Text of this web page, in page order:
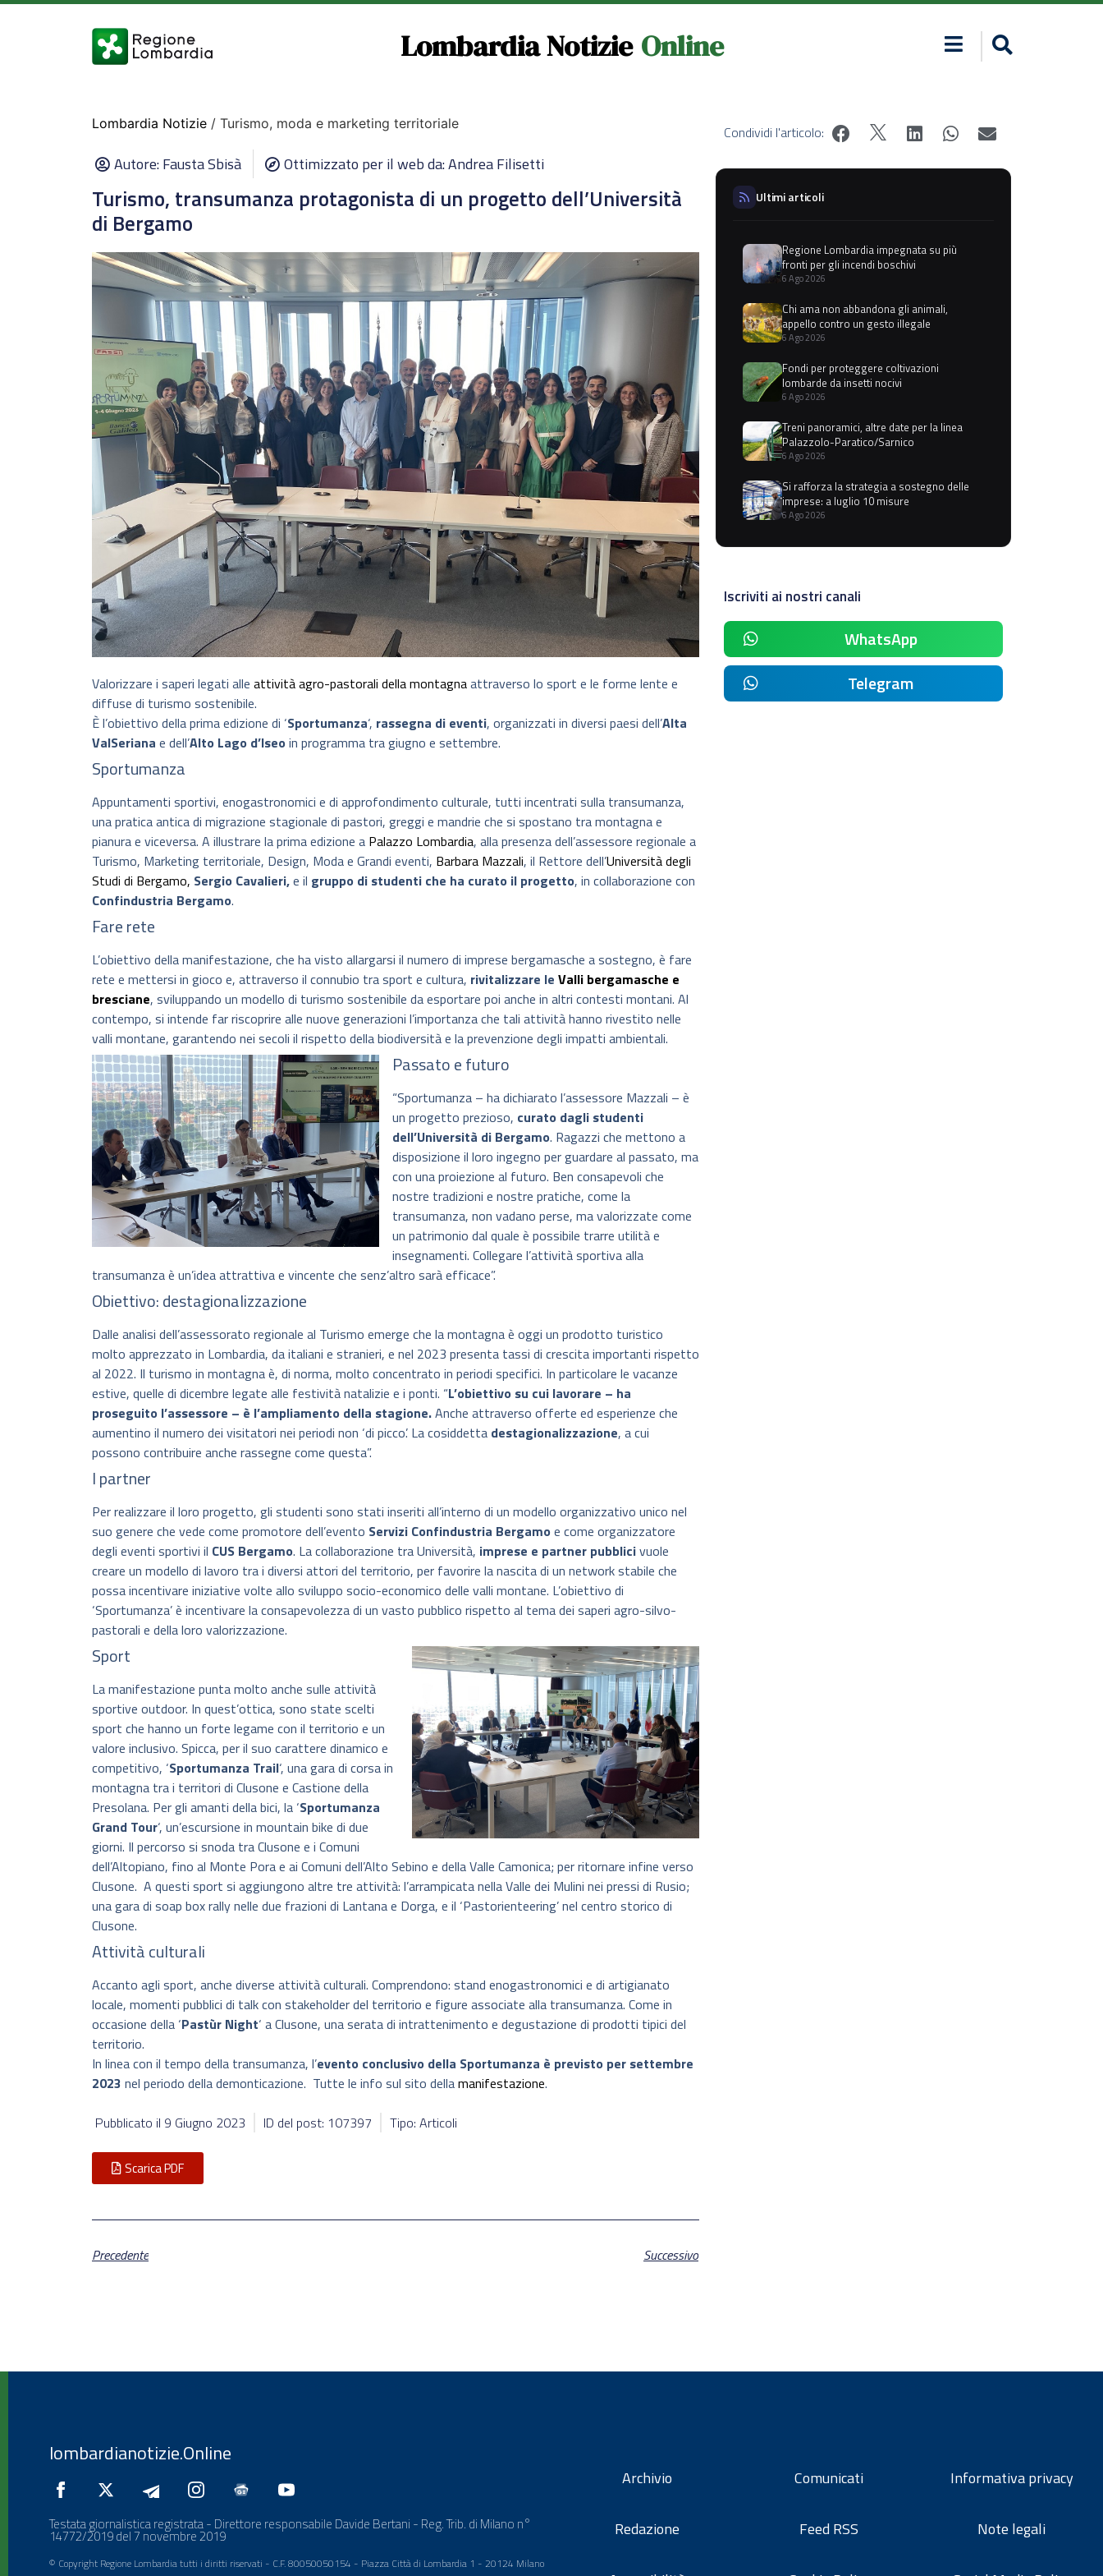
Lombardia Notizie Online
Lombardia Notizie / Turismo, moda e marketing territoriale
Autore:Fausta Sbisà Ottimizzato per il web da: Andrea Filisetti
Turismo, transumanza protagonista di un progetto dell’Università
di Bergamo
Valorizzare i saperi legati alle attività agro-pastorali della montagnaattraverso lo sport e le forme lente e
diffuse di turismo sostenibile.
È l’obiettivo della prima edizione di ‘Sportumanza‘, rassegna di eventi, organizzati in diversi paesi dell’Alta
ValSeriana e dell’Alto Lago d’Iseo in programma tra giugno e settembre.
Sportumanza
Appuntamenti sportivi, enogastronomici e di approfondimento culturale, tutti incentrati sulla transumanza,
una pratica antica di migrazione stagionale di pastori, greggi e mandrie che si spostano tra montagna e
pianura e viceversa. A illustrare la prima edizione a Palazzo Lombardia, alla presenza dell’assessore regionale a
Turismo, Marketing territoriale, Design, Moda e Grandi eventi, Barbara Mazzali, il Rettore dell’Università degli
Studi di Bergamo, Sergio Cavalieri,e il gruppo di studenti che ha curato il progetto, in collaborazione con
Confindustria Bergamo.
Fare rete
L’obiettivo della manifestazione, che ha visto allargarsi il numero di imprese bergamasche a sostegno, è fare
rete e mettersi in gioco e, attraverso il connubio tra sport e cultura, rivitalizzare le Valli bergamasche e
bresciane, sviluppando un modello di turismo sostenibile da esportare poi anche in altri contesti montani. Al
contempo, si intende far riscoprire alle nuove generazioni l’importanza che tali attività hanno rivestito nelle
valli montane, garantendo nei secoli il rispetto della biodiversità e la prevenzione degli impatti ambientali.
Passato e futuro
“Sportumanza – ha dichiarato l’assessore Mazzali – è
un progetto prezioso, curato dagli studenti
dell’Università di Bergamo. Ragazzi che mettono a
disposizione il loro ingegno per guardare al passato, ma
con una proiezione al futuro. Ben consapevoli che
nostre tradizioni e nostre pratiche, come la
transumanza, non vadano perse, ma valorizzate come
un patrimonio dal quale è possibile trarre utilità e
insegnamenti. Collegare l’attività sportiva alla
transumanza è un’idea attrattiva e vincente che senz’altro sarà efficace”.
Obiettivo: destagionalizzazione
Dalle analisi dell’assessorato regionale al Turismo emerge che la montagna è oggi un prodotto turistico
molto apprezzato in Lombardia, da italiani e stranieri, e nel 2023 presenta tassi di crescita importanti rispetto
al 2022. Il turismo in montagna è, di norma, molto concentrato in periodi specifici. In particolare le vacanze
estive, quelle di dicembre legate alle festività natalizie e i ponti. “L’obiettivo su cui lavorare – ha
proseguito l’assessore – è l’ampliamento della stagione.Anche attraverso offerte ed esperienze che
aumentino il numero dei visitatori nei periodi non ‘di picco’. La cosiddetta destagionalizzazione, a cui
possono contribuire anche rassegne come questa”.
I partner
Per realizzare il loro progetto, gli studenti sono stati inseriti all’interno di un modello organizzativo unico nel
suo genere che vede come promotore dell’evento Servizi Confindustria Bergamo e come organizzatore
degli eventi sportivi il CUS Bergamo. La collaborazione tra Università, imprese e partner pubblicivuole
creare un modello di lavoro tra i diversi attori del territorio, per favorire la nascita di un network stabile che
possa incentivare iniziative volte allo sviluppo socio-economico delle valli montane. L’obiettivo di
‘Sportumanza’ è incentivare la consapevolezza di un vasto pubblico rispetto al tema dei saperi agro-silvo-
pastorali e della loro valorizzazione.
Sport
La manifestazione punta molto anche sulle attività
sportive outdoor. In quest’ottica, sono state scelti
sport che hanno un forte legame con il territorio e un
valore inclusivo. Spicca, per il suo carattere dinamico e
competitivo, ‘Sportumanza Trail‘, una gara di corsa in
montagna tra i territori di Clusone e Castione della
Presolana. Per gli amanti della bici, la ‘Sportumanza
Grand Tour‘, un’escursione in mountain bike di due
giorni. Il percorso si snoda tra Clusone e i Comuni
dell’Altopiano, fino al Monte Pora e ai Comuni dell’Alto Sebino e della Valle Camonica; per ritornare infine verso
Clusone. A questi sport si aggiungono altre tre attività: l’arrampicata nella Valle dei Mulini nei pressi di Rusio;
una gara di soap box rally nelle due frazioni di Lantana e Dorga, e il ‘Pastorienteering’ nel centro storico di
Clusone.
Attività culturali
Accanto agli sport, anche diverse attività culturali. Comprendono: stand enogastronomici e di artigianato
locale, momenti pubblici di talk con stakeholder del territorio e figure associate alla transumanza. Come in
occasione della ‘Pastùr Night‘ a Clusone, una serata di intrattenimento e degustazione di prodotti tipici del
territorio.
In linea con il tempo della transumanza, l’evento conclusivo della Sportumanza è previsto per settembre
2023 nel periodo della demonticazione. Tutte le info sul sito dellamanifestazione.
Pubblicato il 9 Giugno 2023 ID del post: 107397 Tipo: Articoli
Scarica PDF
Precedente Successivo
Condividi l'articolo:
Ultimi articoli
Regione Lombardia impegnata su più
fronti per gli incendi boschivi
6 Ago 2026
Chi ama non abbandona gli animali,
appello contro un gesto illegale
6 Ago 2026
Fondi per proteggere coltivazioni
lombarde da insetti nocivi
6 Ago 2026
Treni panoramici, altre date per la linea
Palazzolo-Paratico/Sarnico
6 Ago 2026
Si rafforza la strategia a sostegno delle
imprese: a luglio 10 misure
6 Ago 2026
Iscriviti ai nostri canali
WhatsApp
Telegram
lombardianotizie.Online
Testata giornalistica registrata - Direttore responsabile Davide Bertani - Reg. Trib. di Milano n°
14772/2019 del 7 novembre 2019
© Copyright Regione Lombardia tutti i diritti riservati - C.F. 80050050154 - Piazza Città di Lombardia 1 - 20124 Milano
Archivio
Redazione
Comunicati
Feed RSS
Informativa privacy
Note legali